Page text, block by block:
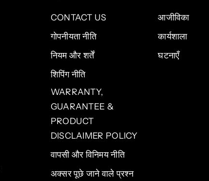
CONTACT US
गोपनीयता नीति
नियम और शर्तें
शिपिंग नीति
WARRANTY,
GUARANTEE &
PRODUCT
DISCLAIMER POLICY
वापसी और विनिमय नीति
अक्सर पूछे जाने वाले प्रश्न
आजीविका
कार्यशाला
घटनाएँ